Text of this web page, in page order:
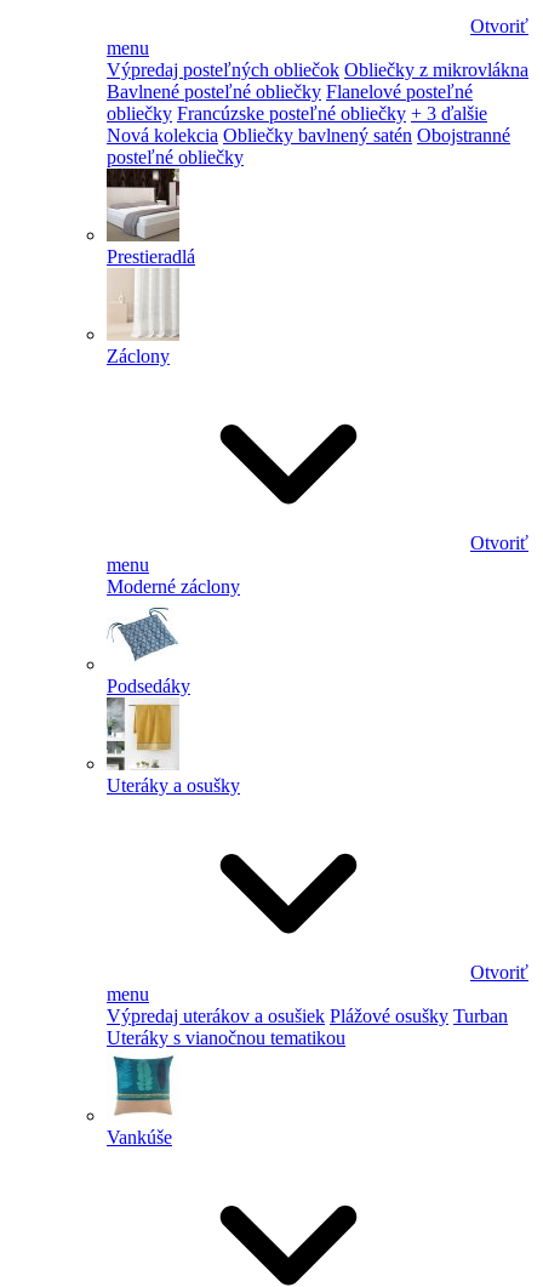
Otvoriť
menu
Výpredaj posteľných obliečok Obliečky z mikrovlákna
Bavlnené posteľné obliečky Flanelové posteľné
obliečky Francúzske posteľné obliečky + 3 ďalšie
Nová kolekcia Obliečky bavlnený satén Obojstranné
posteľné obliečky
Prestieradlá
Záclony
Otvoriť
menu
Moderné záclony
Podsedáky
Uteráky a osušky
Otvoriť
menu
Výpredaj uterákov a osušiek Plážové osušky Turban
Uteráky s vianočnou tematikou
Vankúše